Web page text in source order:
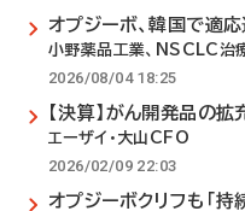
オプジーボ、韓国で適
小野薬品工業、NSCLC治
2026/08/04 18:25
【決算】がん開発品の
エーザイ・大山CFO
2026/02/09 22:03
オプジーボクリフも「持